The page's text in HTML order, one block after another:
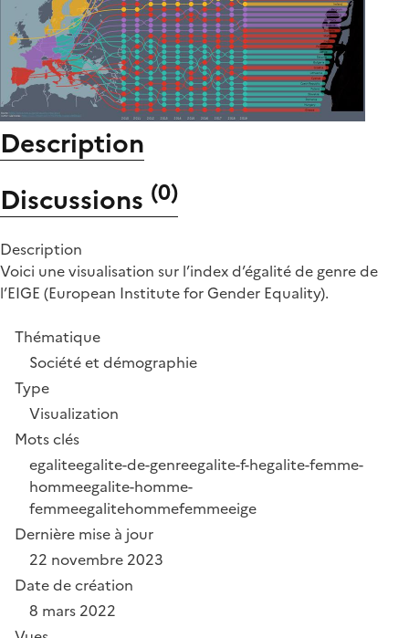
Description
Discussions (0)
Description
Voici une visualisation sur l’index d’égalité de genre de
l’EIGE (European Institute for Gender Equality).
Thématique
Société et démographie
Type
Visualization
Mots clés
egaliteegalite-de-genreegalite-f-hegalite-femme-
hommeegalite-homme-
femmeegalitehommefemmeeige
Dernière mise à jour
22 novembre 2023
Date de création
8 mars 2022